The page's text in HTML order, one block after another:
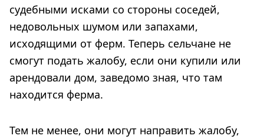
судебными исками со стороны соседей,
недовольных шумом или запахами,
исходящими от ферм. Теперь сельчане не
смогут подать жалобу, если они купили или
арендовали дом, заведомо зная, что там
находится ферма.
Тем не менее, они могут направить жалобу,